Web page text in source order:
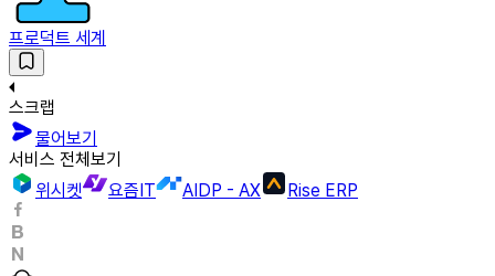
프로덕트 세계
스크랩
물어보기
서비스 전체보기
위시켓
요즘IT AIDP - AX Rise ERP